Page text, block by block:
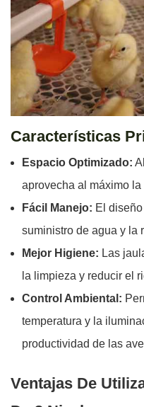
Características
Espacio Optimizado:
aprovecha al máximo
Fácil Manejo: El
suministro de agua y la
Mejor Higiene: Las
la limpieza y reducir el
Control Ambiental:
temperatura y la
productividad de las
Ventajas De